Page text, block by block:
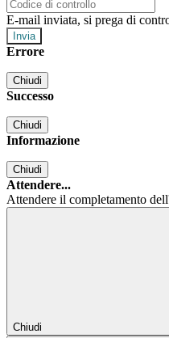
E-mail inviata, si prega di
Errore
Chiudi
Successo
Chiudi
Informazione
Chiudi
Attendere...
Attendere il completamento
Chiudi